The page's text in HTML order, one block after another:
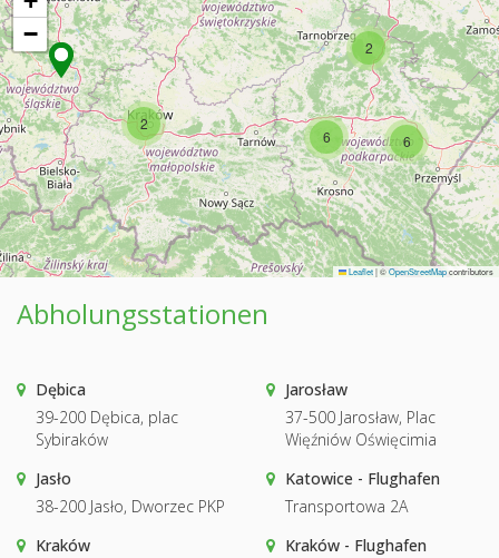
2
6
2
6
−
Leaflet|©OpenStreetMapcontributors
Abholungsstationen
Dębica
39-200 Dębica, plac
Sybiraków
Jarosław
37-500 Jarosław, Plac
Więźniów Oświęcimia
Jasło
38-200 Jasło, Dworzec PKP
Katowice - Flughafen
Transportowa 2A
Kraków
Kraków - Flughafen